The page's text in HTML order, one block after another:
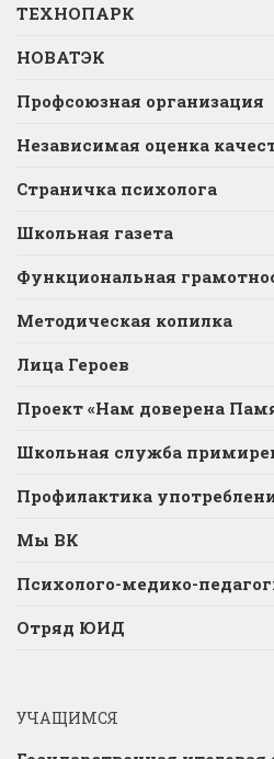
ТЕХНОПАРК
НОВАТЭК
Профсоюзная организация
Независимая оценка
Страничка психолога
Школьная газета
Функциональная
Методическая копилка
Лица Героев
Проект «Нам доверена
Школьная служба
Профилактика
Мы ВК
Психолого-медико-
Отряд ЮИД
УЧАЩИМСЯ